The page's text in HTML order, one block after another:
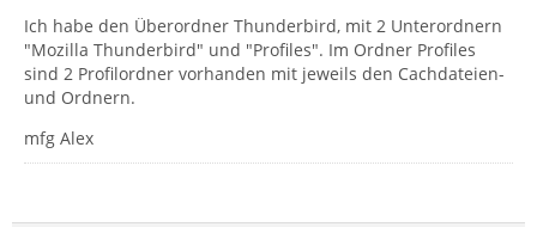
Ich habe den Überordner Thunderbird, mit 2 Unterordnern
"Mozilla Thunderbird" und "Profiles". Im Ordner Profiles
sind 2 Profilordner vorhanden mit jeweils den Cachdateien-
und Ordnern.
mfg Alex